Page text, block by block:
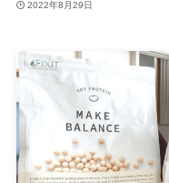
2022年8月29日